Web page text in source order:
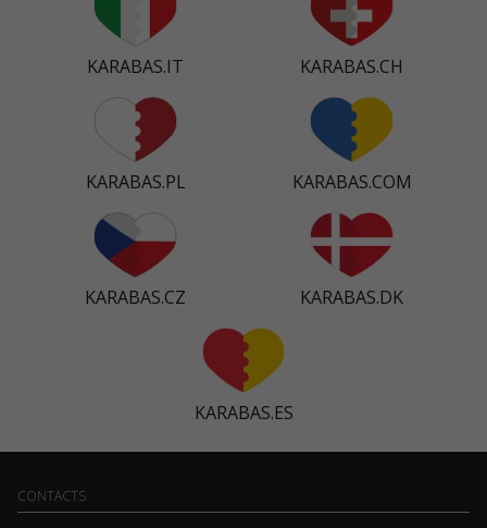
KARABAS.IT KARABAS.CH
KARABAS.PL KARABAS.COM
KARABAS.CZ KARABAS.DK
KARABAS.ES
CONTACTS